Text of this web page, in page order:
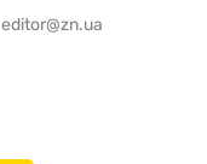
editor@zn.ua